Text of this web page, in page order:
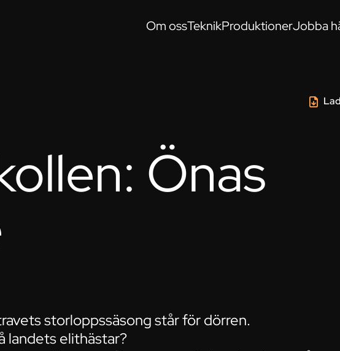
Om ossTeknikProduktionerJobba
Önas
storloppssäsong står för dörren.
landets elithästar?